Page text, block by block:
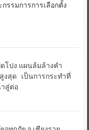
รรมการการเลือกตั้ง
โปง แผนล้มล้างคำ
งสุด เป็นการกระทำที่
สู่ต่อ